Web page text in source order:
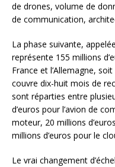
de drones, volume de
de communication,
La phase suivante,
représente 155 millions
France et l’Allemagne,
couvre dix-huit mois de
sont réparties entre
d’euros pour l’avion de
moteur, 20 millions
millions d’euros pour le
Le vrai changement